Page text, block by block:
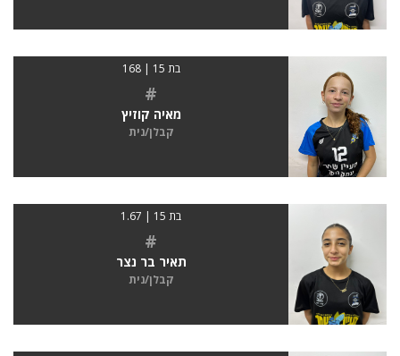
בת 15 | 168
#
מאיה קוזיץ
קבלן/נית
בת 15 | 1.67
#
תאיר בר נצר
קבלן/נית